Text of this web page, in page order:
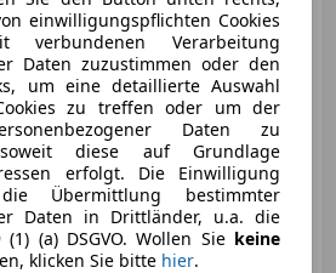
€ 5 700
einwilligungspflichten Cookies
Verarbeitung
Daten zuzustimmen oder den
um eine detaillierte Auswahl
zu treffen oder um der
Daten zu
diese auf Grundlage
erfolgt. Die Einwilligung
Übermittlung bestimmter
Daten in Drittländer, u.a. die
(a) DSGVO. Wollen Sie keine
klicken Sie bitte hier.